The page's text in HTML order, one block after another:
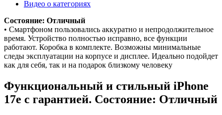
Видео о категориях
Состояние: Отличный
• Смартфоном пользовались аккуратно и непродолжительное
время. Устройство полностью исправно, все функции
работают. Коробка в комплекте. Возможны минимальные
следы эксплуатации на корпусе и дисплее. Идеально подойдет
как для себя, так и на подарок близкому человеку
Функциональный и стильный iPhone
17e с гарантией. Состояние: Отличный